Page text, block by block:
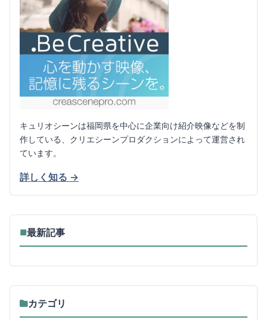
キュリオシーンは福岡県を中心に企業向け紹介映像などを制
作している、クリエシーンプロダクションによって運営され
ています。
詳しく知る →
■最新記事
カテゴリ